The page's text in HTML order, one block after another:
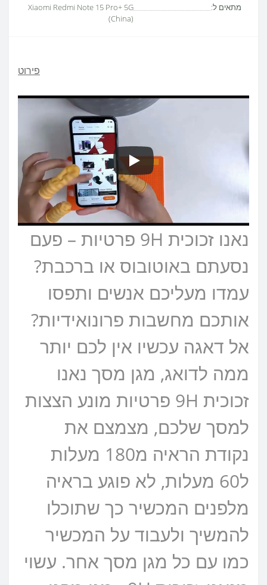
מתאים ל:
Xiaomi Redmi Note 15 Pro+ 5G
(China)
פירוט
נאנו זכוכית 9H פרטיות – פעם
נסעתם באוטובוס או ברכבת?
עמדו מעליכם אנשים ותפסו
אותכם מחשבות פרונואידיות?
אל דאגה עכשיו אין לכם יותר
ממה לדואג, מגן מסך נאנו
זכוכית 9H פרטיות מונע הצצות
למסך שלכם, מצמצם את
נקודת הראיה מ180 מעלות
ל60 מעלות, לא פוגע בראיה
מלפנים המכשיר כך שתוכלו
להמשיך ולעבוד על המכשיר
כמו עם כל מגן מסך אחר. עשוי